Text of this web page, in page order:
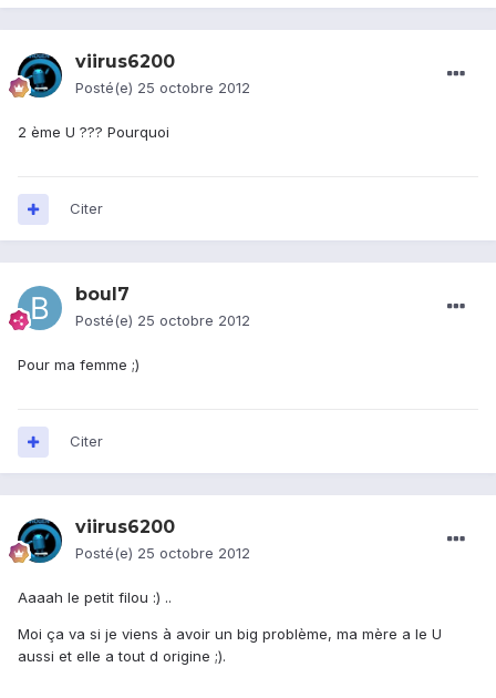
viirus6200
Posté(e) 25 octobre 2012
2 ème U ??? Pourquoi
Citer
boul7
Posté(e) 25 octobre 2012
Pour ma femme ;)
Citer
viirus6200
Posté(e) 25 octobre 2012
Aaaah le petit filou :) ..
Moi ça va si je viens à avoir un big problème, ma mère a le U
aussi et elle a tout d origine ;).